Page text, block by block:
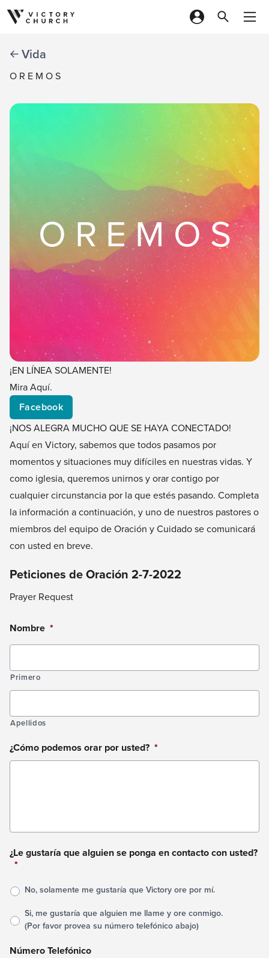
Skip to content
Vida
O R E M O S
O R E M O S
¡EN LÍNEA SOLAMENTE!
Mira Aquí.
Facebook
¡NOS ALEGRA MUCHO QUE SE HAYA CONECTADO!
Aquí en Victory, sabemos que todos pasamos por
momentos y situaciones muy difíciles en nuestras vidas. Y
como iglesia, queremos unirnos y orar contigo por
cualquier circunstancia por la que estés pasando. Completa
la información a continuación, y uno de nuestros pastores o
miembros del equipo de Oración y Cuidado se comunicará
con usted en breve.
Peticiones de Oración 2-7-2022
Prayer Request
Nombre *
Primero
Apellidos
¿Cómo podemos orar por usted? *
¿Le gustaría que alguien se ponga en contacto con usted?
*
No, solamente me gustaría que Victory ore por mí.
Si, me gustaría que alguien me llame y ore conmigo.
(Por favor provea su número telefónico abajo)
Número Telefónico